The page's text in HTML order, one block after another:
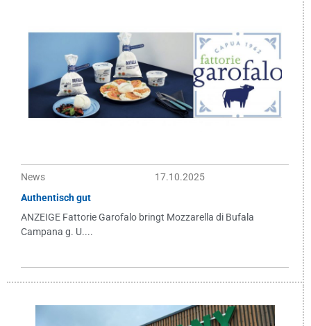
News
17.10.2025
Authentisch gut
ANZEIGE Fattorie Garofalo bringt Mozzarella di Bufala
Campana g. U....